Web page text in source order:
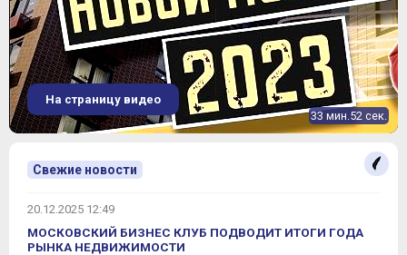
33 мин.52 сек.
На страницу видео
Свежие новости
20.12.2025 12:49
МОСКОВСКИЙ БИЗНЕС КЛУБ ПОДВОДИТ ИТОГИ ГОДА
РЫНКА НЕДВИЖИМОСТИ